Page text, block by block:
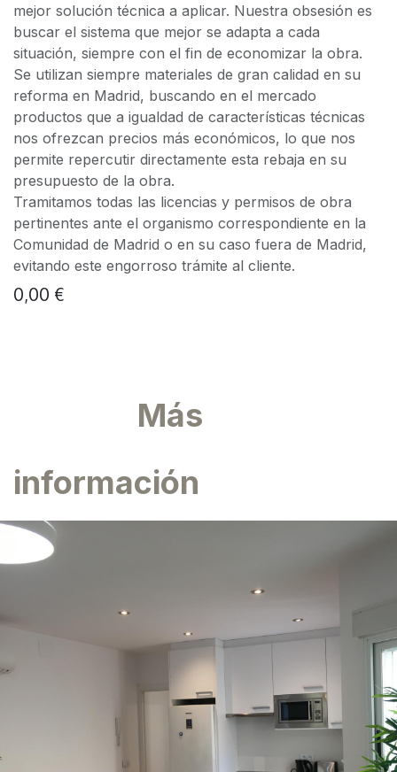
mejor solución técnica a aplicar. Nuestra obsesión es
buscar el sistema que mejor se adapta a cada
situación, siempre con el fin de economizar la obra.
Se utilizan siempre materiales de gran calidad en su
reforma en Madrid, buscando en el mercado
productos que a igualdad de características técnicas
nos ofrezcan precios más económicos, lo que nos
permite repercutir directamente esta rebaja en su
presupuesto de la obra.
Tramitamos todas las licencias y permisos de obra
pertinentes ante el organismo correspondiente en la
Comunidad de Madrid o en su caso fuera de Madrid,
evitando este engorroso trámite al cliente.
0,00 €
Más
información